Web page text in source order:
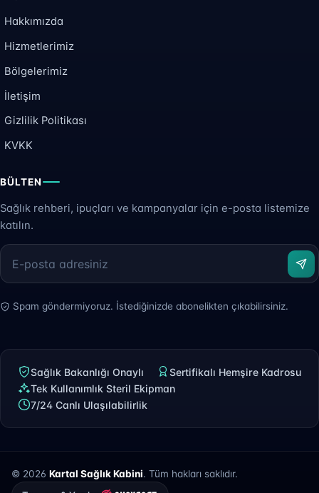
Hakkımızda
Hizmetlerimiz
Bölgelerimiz
İletişim
Gizlilik Politikası
KVKK
BÜLTEN
Sağlık rehberi, ipuçları ve kampanyalar için e-posta listemize
katılın.
Spam göndermiyoruz. İstediğinizde abonelikten çıkabilirsiniz.
Sağlık Bakanlığı Onaylı
Sertifikalı Hemşire Kadrosu
Tek Kullanımlık Steril Ekipman
7/24 Canlı Ulaşılabilirlik
© 2026 Kartal Sağlık Kabini. Tüm hakları saklıdır.